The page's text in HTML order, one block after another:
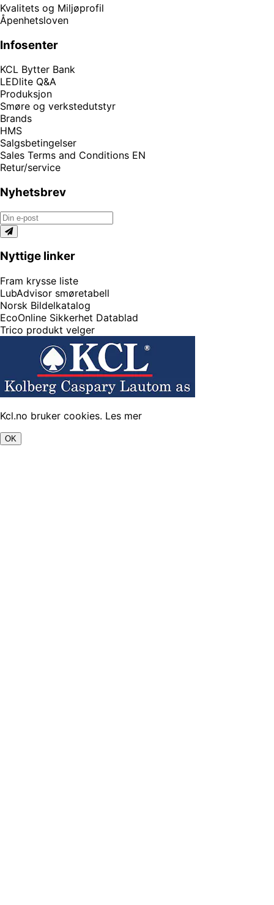
Kvalitets og Miljøprofil
Åpenhetsloven
Infosenter
KCL Bytter Bank
LEDlite Q&A
Produksjon
Smøre og verkstedutstyr
Brands
HMS
Salgsbetingelser
Sales Terms and Conditions EN
Retur/service
Nyhetsbrev
Nyttige linker
Fram krysse liste
LubAdvisor smøretabell
Norsk Bildelkatalog
EcoOnline Sikkerhet Datablad
Trico produkt velger
Kcl.no bruker cookies. Les mer
OK